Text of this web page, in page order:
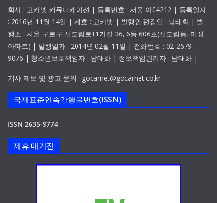
회사 : 고카넷 커뮤니케이션 | 등록번호 : 서울 아04212 | 등록일자
: 2016년 11월 14일 | 제호 : 고카넷 | 발행인·편집인 : 남태화 | 발
행소 : 서울 구로구 신도림로11가길 36, 6동 606호(신도림동, 미성
아파트) | 발행일자 : 2014년 02월 11일 | 전화번호 : 02-2679-
9076 | 청소년보호책임자 : 남태화 | 정보책임관리자 : 남태화 |
기사 제보 및 광고 문의 : gocarnet@gocarnet.co.kr
국제표준연속간행물번호(ISSN)
ISSN 2635-9774
제휴 매거진